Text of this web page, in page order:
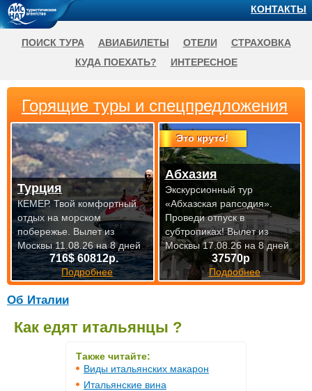
Об Италии
Как едят итальянцы ?
Также читайте:
Виды итальянских макарон
Итальянские вина
Горящие туры и спецпредложения
716$ 60812р.
Подробнее
Турция
КЕМЕР. Твой комфортный
отдых на морском
побережье. Вылет из
Москвы 11.08.26 на 8 дней
Это круто!
37570р
Подробнее
Абхазия
Экскурсионный тур
«Абхазская рапсодия».
Проведи отпуск в
субтропиках!Вылет из
Москвы 17.08.26 на 8 дней
КОНТАКТЫ
ПОИСК ТУРА АВИАБИЛЕТЫ ОТЕЛИ
СТРАХОВКА
КУДА ПОЕХАТЬ?
ИНТЕРЕСНОЕ